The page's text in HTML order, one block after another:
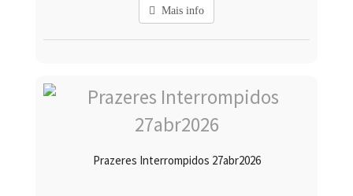
Mais info
Prazeres Interrompidos 27abr2026